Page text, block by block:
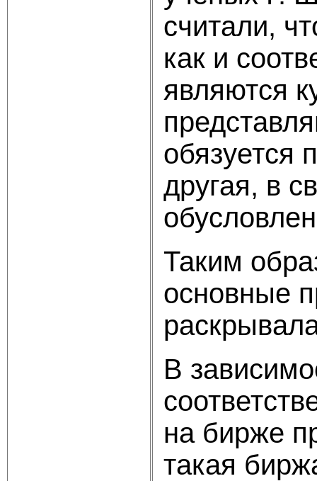
считали,
как и
являются
обязуется
другая, в
Таким
основные
В
на бирже
такая